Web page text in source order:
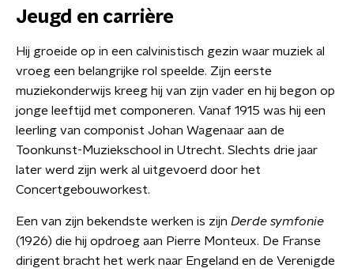
Jeugd en carrière
Hij groeide op in een calvinistisch gezin waar muziek al
vroeg een belangrijke rol speelde. Zijn eerste
muziekonderwijs kreeg hij van zijn vader en hij begon op
jonge leeftijd met componeren. Vanaf 1915 was hij een
leerling van componist Johan Wagenaar aan de
Toonkunst-Muziekschool in Utrecht. Slechts drie jaar
later werd zijn werk al uitgevoerd door het
Concertgebouworkest.
Een van zijn bekendste werken is zijn Derde symfonie
(1926) die hij opdroeg aan Pierre Monteux. De Franse
dirigent bracht het werk naar Engeland en de Verenigde